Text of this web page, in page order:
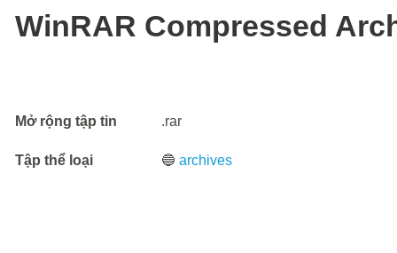
WinRAR Compressed
Mở rộng tập tin .rar
Tập thể loại 🔵archives